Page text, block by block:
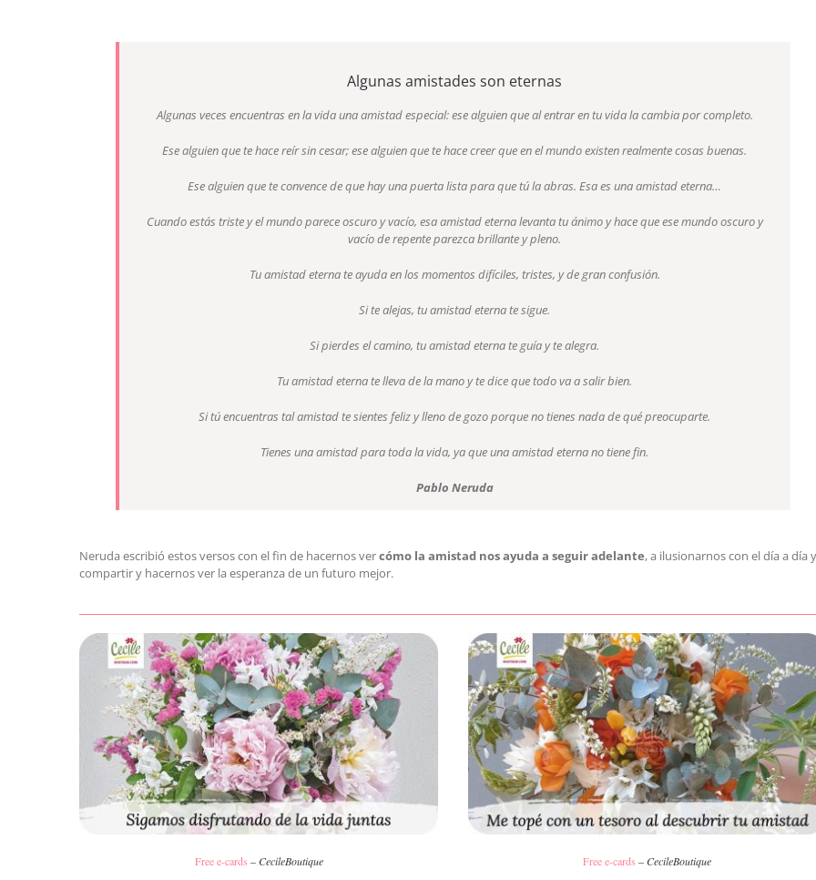
Algunas amistades son eternas
Algunas veces encuentras en la vida una amistad especial: ese alguien que al entrar en tu vida la cambia por completo.
Ese alguien que te hace reír sin cesar; ese alguien que te hace creer que en el mundo existen realmente cosas buenas.
Ese alguien que te convence de que hay una puerta lista para que tú la abras. Esa es una amistad eterna…
Cuando estás triste y el mundo parece oscuro y vacío, esa amistad eterna levanta tu ánimo y hace que ese mundo oscuro y
vacío de repente parezca brillante y pleno.
Tu amistad eterna te ayuda en los momentos difíciles, tristes, y de gran confusión.
Si te alejas, tu amistad eterna te sigue.
Si pierdes el camino, tu amistad eterna te guía y te alegra.
Tu amistad eterna te lleva de la mano y te dice que todo va a salir bien.
Si tú encuentras tal amistad te sientes feliz y lleno de gozo porque no tienes nada de qué preocuparte.
Tienes una amistad para toda la vida, ya que una amistad eterna no tiene fin.
Pablo Neruda
Neruda escribió estos versos con el fin de hacernos vercómo la amistad nos ayuda a seguir adelante, a ilusionarnos con el día a día
compartir y hacernos ver la esperanza de un futuro mejor.
Free e-cards –CecileBoutique Free e-cards –CecileBoutique